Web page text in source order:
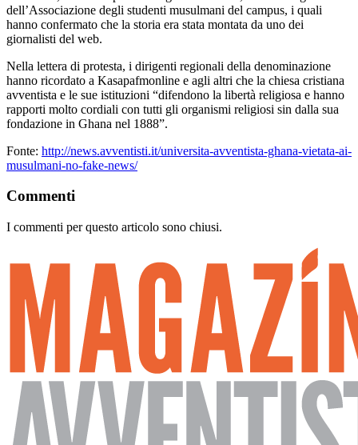
dell’Associazione degli studenti musulmani del campus, i quali
hanno confermato che la storia era stata montata da uno dei
giornalisti del web.
Nella lettera di protesta, i dirigenti regionali della denominazione
hanno ricordato a Kasapafmonline e agli altri che la chiesa cristiana
avventista e le sue istituzioni “difendono la libertà religiosa e hanno
rapporti molto cordiali con tutti gli organismi religiosi sin dalla sua
fondazione in Ghana nel 1888”.
Fonte: http://news.avventisti.it/universita-avventista-ghana-vietata-ai-
musulmani-no-fake-news/
Commenti
I commenti per questo articolo sono chiusi.